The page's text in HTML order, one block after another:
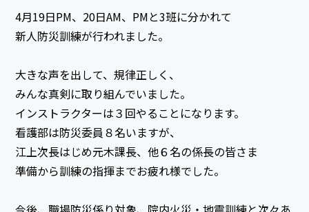
4月19日PM、20日AM、PMと3班に分かれて
新人防災訓練が行われました。
大きな声を出して、規律正しく、
みんな真剣に取り組んでいました。
インストラクターは３回やることになります。
看護部は防災委員８名いますが、
江上次長はじめ元木課長、他６名の係長の皆さま
準備から訓練の指揮までお疲れ様でした。